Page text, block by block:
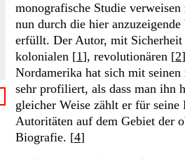
monografische Studie
nun durch die hier
erfüllt. Der Autor, mit Sicherheit
kolonialen [1], revolutionären [2
Nordamerika hat sich mit
sehr profiliert, als dass man ihn
gleicher Weise zählt er für seine
Autoritäten auf dem Gebiet der
Biografie. [4]